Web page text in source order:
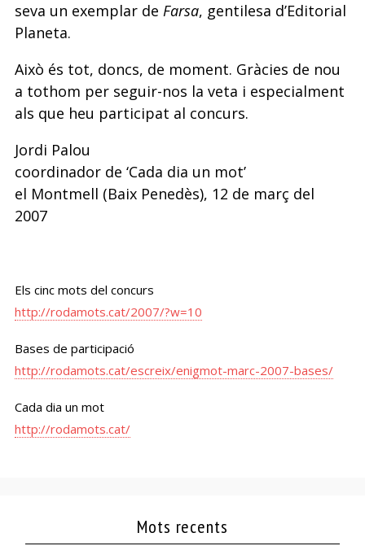
seva un exemplar de Farsa, gentilesa d’Editorial
Planeta.
Això és tot, doncs, de moment. Gràcies de nou
a tothom per seguir-nos la veta i especialment
als que heu participat al concurs.
Jordi Palou
coordinador de ‘Cada dia un mot’
el Montmell (Baix Penedès), 12 de març del
2007
Els cinc mots del concurs
http://rodamots.cat/2007/?w=10
Bases de participació
http://rodamots.cat/escreix/enigmot-marc-2007-bases/
Cada dia un mot
http://rodamots.cat/
Mots recents